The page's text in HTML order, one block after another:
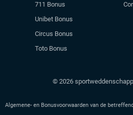
711 Bonus
Unibet Bonus
Circus Bonus
Toto Bonus
© 2026
Algemene- en Bonusvoorwaarden van de